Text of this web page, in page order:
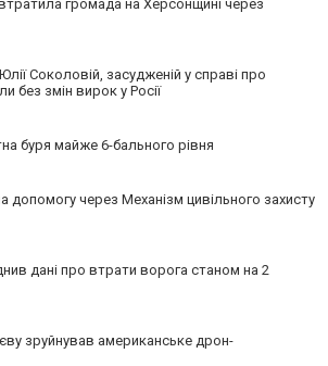
громада на Херсонщині через
Соколовій, засудженій у справі про
без змін вирок у Росії
буря майже 6-бального рівня
допомогу через Механізм цивільного захисту
дані про втрати ворога станом на 2
зруйнував американське дрон-